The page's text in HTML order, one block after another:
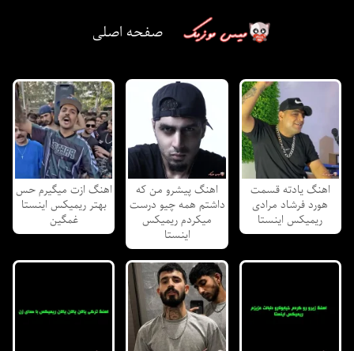
صفحه اصلی
اهنگ یادته قسمت
هورد فرشاد مرادی
ریمیکس اینستا
اهنگ پیشرو من که
داشتم همه چیو درست
میکردم ریمیکس
اینستا
اهنگ ازت میگیرم حس
بهتر ریمیکس اینستا
غمگین